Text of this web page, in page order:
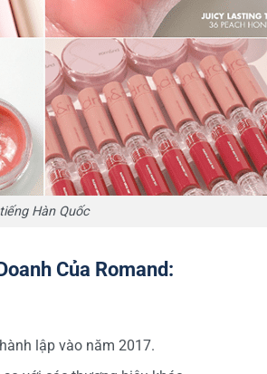
Hàn Quốc
Của Romand:
lập vào năm 2017.